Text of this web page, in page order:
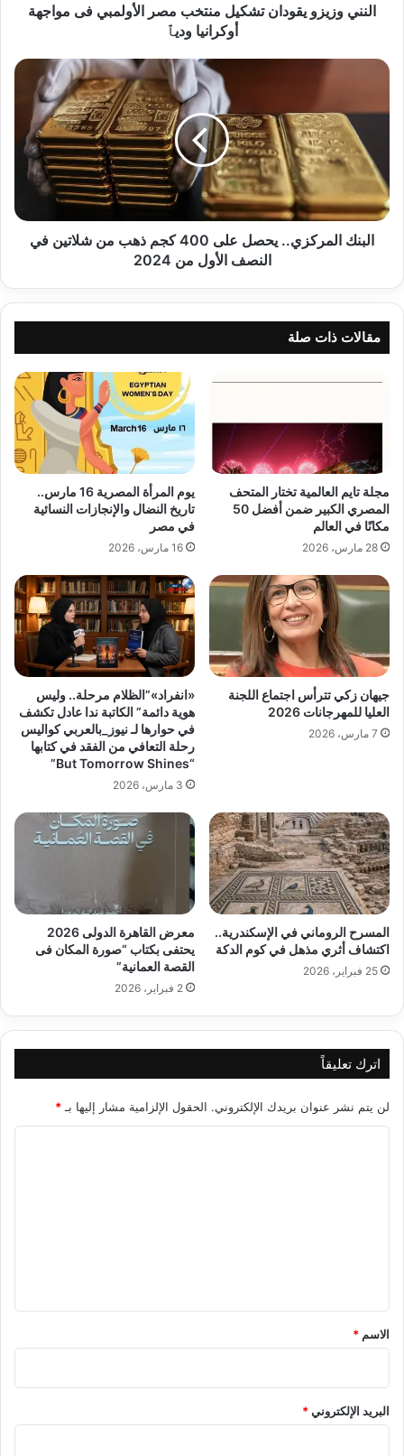
أوكرانيا
النني وزيزو يقودان تشكيل منتخب مصر الأولمبي فى مواجهة
أوكرانيا وديٱ
البنك
كجم
ذهب
من
شلاتين
البنك المركزي.. يحصل على 400 كجم ذهب من شلاتين في
النصف الأول من 2024
مقالات ذات صلة
مجلة تايم العالمية تختار المتحف
المصري الكبير ضمن أفضل 50
مكانًا في العالم
28 مارس، 2026
يوم المرأة المصرية 16 مارس..
تاريخ النضال والإنجازات النسائية
في مصر
16 مارس، 2026
جيهان زكي تترأس اجتماع اللجنة
العليا للمهرجانات 2026
7 مارس، 2026
«انفراد»”الظلام مرحلة.. وليس
هوية دائمة” الكاتبة ندا عادل تكشف
في حوارها لـ نيوز_بالعربي كواليس
رحلة التعافي من الفقد في كتابها
“But Tomorrow Shines”
3 مارس، 2026
المسرح الروماني في الإسكندرية..
اكتشاف أثري مذهل في كوم الدكة
25 فبراير، 2026
معرض القاهرة الدولى 2026
يحتفى بكتاب “صورة المكان فى
القصة العمانية”
2 فبراير، 2026
اترك تعليقاً
لن يتم نشر عنوان بريدك الإلكتروني. الحقول الإلزامية مشار إليها بـ *
*
الاسم *
البريد الإلكتروني*